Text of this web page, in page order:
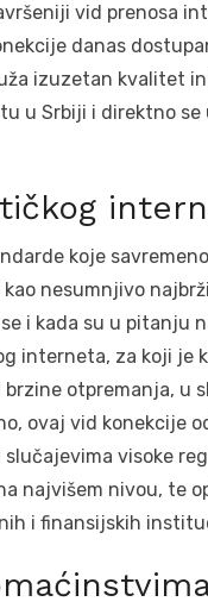
vid prenosa
danas
izuzetan kvalitet
u Srbiji i direktno
koje
nesumnjivo
i kada su u pitanju
interneta, za koji
otpremanja, u
ovaj vid konekcije
visoke
najvišem nivou, te
i finansijskih